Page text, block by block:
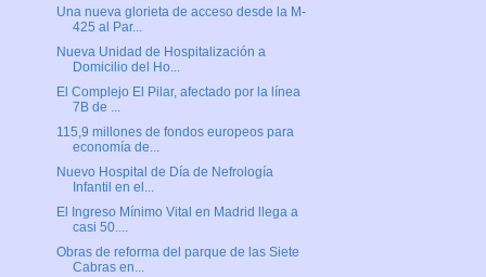
Una nueva glorieta de acceso desde la M-
425 al Par...
Nueva Unidad de Hospitalización a
Domicilio del Ho...
El Complejo El Pilar, afectado por la línea
7B de ...
115,9 millones de fondos europeos para
economía de...
Nuevo Hospital de Día de Nefrología
Infantil en el...
El Ingreso Mínimo Vital en Madrid llega a
casi 50....
Obras de reforma del parque de las Siete
Cabras en...